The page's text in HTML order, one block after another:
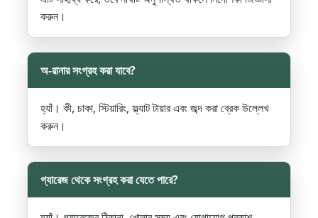
করুন।
অ-রানার সংগ্রহ করা যাবে?
হ্যাঁ। কী, চাকা, স্টিয়ারিং, ফ্ল্যাট টায়ার এবং জব্দ করা ব্রেক উল্লেখ
করুন।
গ্যারেজ থেকে সংগ্রহ করা যেতে পারে?